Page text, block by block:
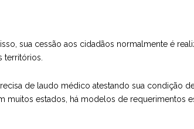
sua cessão aos cidadãos normalmente é
territórios.
de laudo médico atestando sua condição
muitos estados, há modelos de requerimentos